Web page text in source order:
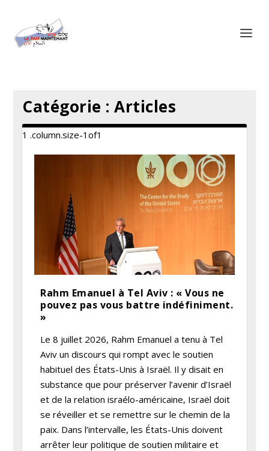
Catégorie :Articles
Rahm Emanuel à Tel Aviv : « Vous ne
pouvez pas vous battre indéfiniment.
»
Le 8 juillet 2026, Rahm Emanuel a tenu à Tel
Aviv un discours qui rompt avec le soutien
habituel des États-Unis à Israël. Il y disait en
substance que pour préserver l’avenir d’Israël
et de la relation israélo-américaine, Israël doit
se réveiller et se remettre sur le chemin de la
paix. Dans l’intervalle, les États-Unis doivent
arrêter leur politique de soutien militaire et